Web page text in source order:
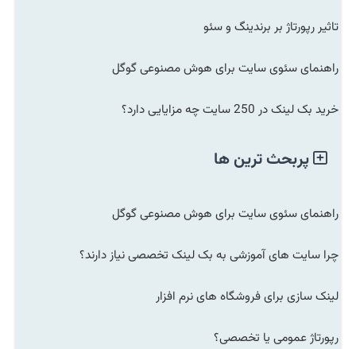
تاثیر رپورتاژ بر برندینگ و سئو
راهنمای سئوی سایت برای هوش مصنوعی گوگل
خرید بک لینک در 250 سایت چه مزایایی دارد؟
پربحث ترین ها
راهنمای سئوی سایت برای هوش مصنوعی گوگل
چرا سایت های آموزشی به بک لینک تخصصی نیاز دارند؟
لینک سازی برای فروشگاه های نرم افزار
رپورتاژ عمومی یا تخصصی؟